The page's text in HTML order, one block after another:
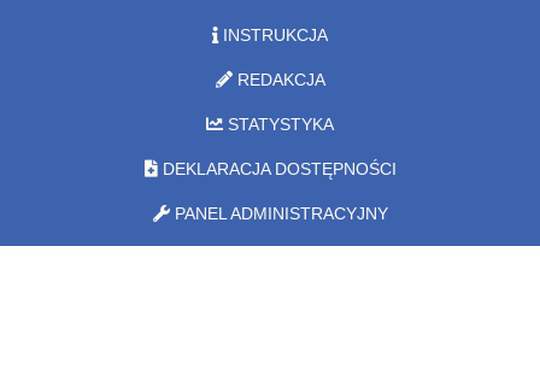
INSTRUKCJA
REDAKCJA
STATYSTYKA
DEKLARACJA DOSTĘPNOŚCI
PANEL ADMINISTRACYJNY